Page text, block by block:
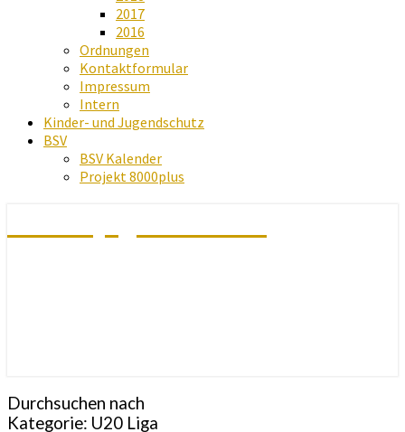
2017
2016
Ordnungen
Kontaktformular
Impressum
Intern
Kinder- und Jugendschutz
BSV
BSV Kalender
Projekt 8000plus
Durchsuchen nach
Kategorie: U20 Liga